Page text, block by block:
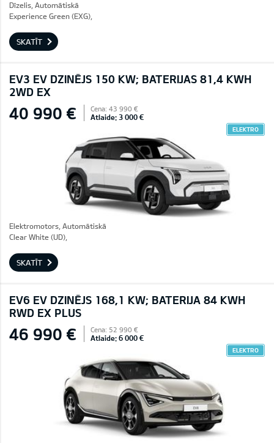
Dīzelis, Automātiskā
Experience Green (EXG),
SKATĪT
EV3 EV DZINĒJS 150 KW; BATERIJAS 81,4 KWH
2WD EX
40 990 € Cena: 43 990 €
Atlaide: 3 000 €
ELEKTRO
Elektromotors, Automātiskā
Clear White (UD),
SKATĪT
EV6 EV DZINĒJS 168,1 KW; BATERIJA 84 KWH
RWD EX PLUS
46 990 € Cena: 52 990 €
Atlaide: 6 000 €
ELEKTRO